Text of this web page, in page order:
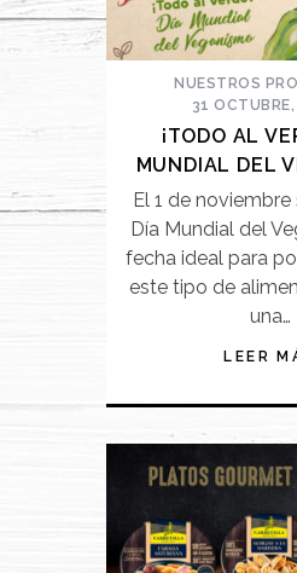
NUESTROS
31
¡TODO AL
MUNDIAL DEL
El 1 de
Día Mundial del
fecha ideal para
este tipo de
una…
LEER